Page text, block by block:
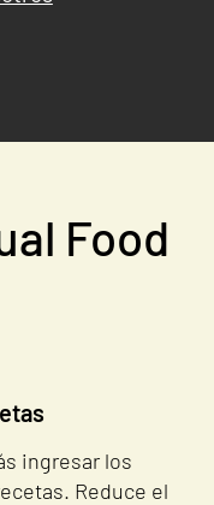
Food
ingresar los
Reduce el